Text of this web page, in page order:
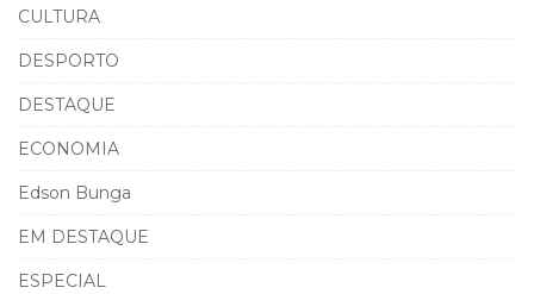
CULTURA
DESPORTO
DESTAQUE
ECONOMIA
Edson Bunga
EM DESTAQUE
ESPECIAL